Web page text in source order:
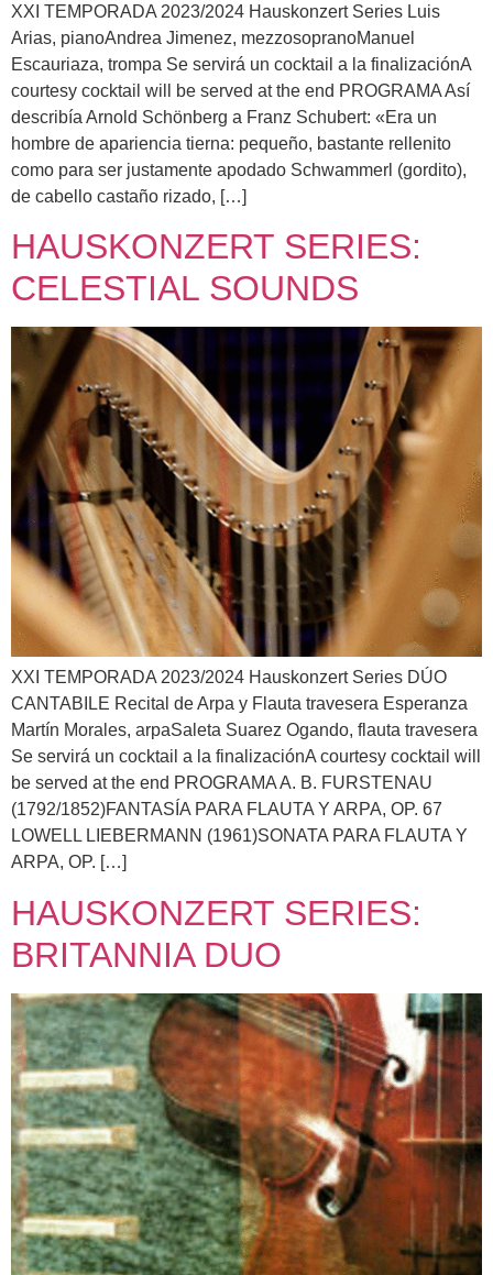
XXI TEMPORADA 2023/2024 Hauskonzert Series Luis
Arias, pianoAndrea Jimenez, mezzosopranoManuel
Escauriaza, trompa Se servirá un cocktail a la finalizaciónA
courtesy cocktail will be served at the end PROGRAMA Así
describía Arnold Schönberg a Franz Schubert: «Era un
hombre de apariencia tierna: pequeño, bastante rellenito
como para ser justamente apodado Schwammerl (gordito),
de cabello castaño rizado, […]
HAUSKONZERT SERIES:
CELESTIAL SOUNDS
XXI TEMPORADA 2023/2024 Hauskonzert Series DÚO
CANTABILE Recital de Arpa y Flauta travesera Esperanza
Martín Morales, arpaSaleta Suarez Ogando, flauta travesera
Se servirá un cocktail a la finalizaciónA courtesy cocktail will
be served at the end PROGRAMA A. B. FURSTENAU
(1792/1852)FANTASÍA PARA FLAUTA Y ARPA, OP. 67
LOWELL LIEBERMANN (1961)SONATA PARA FLAUTA Y
ARPA, OP. […]
HAUSKONZERT SERIES:
BRITANNIA DUO